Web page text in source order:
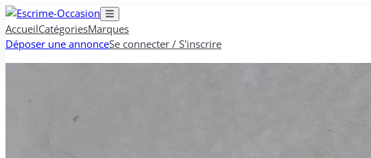
AccueilCatégoriesMarques
Déposer une annonceSe connecter / S'inscrire